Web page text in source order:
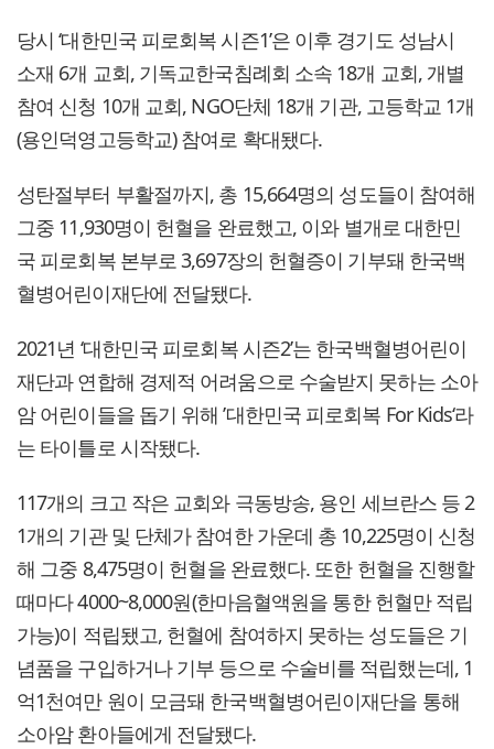
당시 ‘대한민국 피로회복 시즌1’은 이후 경기도 성남시
소재 6개 교회, 기독교한국침례회 소속 18개 교회, 개별
참여 신청 10개 교회, NGO단체 18개 기관, 고등학교 1개
(용인덕영고등학교) 참여로 확대됐다.
성탄절부터 부활절까지, 총 15,664명의 성도들이 참여해
그중 11,930명이 헌혈을 완료했고, 이와 별개로 대한민
국 피로회복 본부로 3,697장의 헌혈증이 기부돼 한국백
혈병어린이재단에 전달됐다.
2021년 ‘대한민국 피로회복 시즌2’는 한국백혈병어린이
재단과 연합해 경제적 어려움으로 수술받지 못하는 소아
암 어린이들을 돕기 위해 ’대한민국 피로회복 For Kids‘라
는 타이틀로 시작됐다.
117개의 크고 작은 교회와 극동방송, 용인 세브란스 등 2
1개의 기관 및 단체가 참여한 가운데 총 10,225명이 신청
해 그중 8,475명이 헌혈을 완료했다. 또한 헌혈을 진행할
때마다 4000~8,000원(한마음혈액원을 통한 헌혈만 적립
가능)이 적립됐고, 헌혈에 참여하지 못하는 성도들은 기
념품을 구입하거나 기부 등으로 수술비를 적립했는데, 1
억1천여만 원이 모금돼 한국백혈병어린이재단을 통해
소아암 환아들에게 전달됐다.